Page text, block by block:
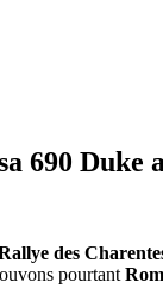
690 Duke
des
pourtant